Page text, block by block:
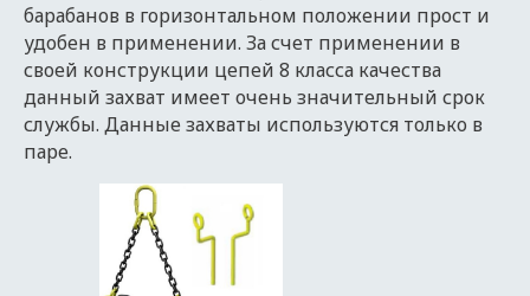
барабанов в горизонтальном положении прост и
удобен в применении. За счет применении в
своей конструкции цепей 8 класса качества
данный захват имеет очень значительный срок
службы. Данные захваты используются только в
паре.